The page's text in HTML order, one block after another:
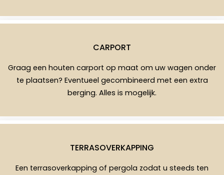
CARPORT
Graag een houten carport op maat om uw wagen onder
te plaatsen? Eventueel gecombineerd met een extra
berging. Alles is mogelijk.
TERRASOVERKAPPING
Een terrasoverkapping of pergola zodat u steeds ten